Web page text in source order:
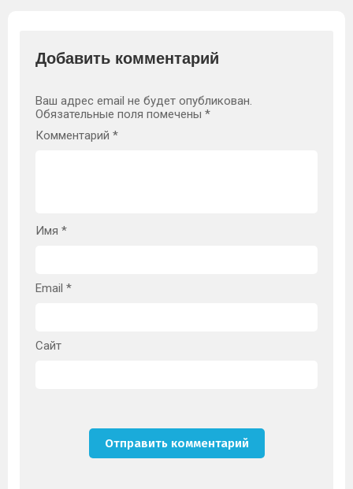
Добавить комментарий
Ваш адрес email не будет опубликован.
Обязательные поля помечены *
Комментарий *
Имя *
Email *
Сайт